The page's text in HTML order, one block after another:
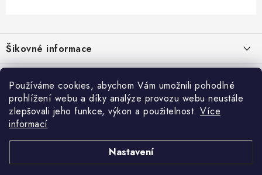
Používáme cookies, abychom Vám umožnili pohodlné
prohlížení webu a díky analýze provozu webu neustále
zlepšovali jeho funkce, výkon a použitelnost. Více
informací
Nastavení
á
p
a
Šikovné informace
Ceník dopravy
Moje objednávka
Jak vyměnit nebo vrátit zboží
Jak reklamovat
Běžecké zajímavosti
Proč jít běhat právě o víkendu?
Bolest holeně nemusí znamenat zánět okostice
Jak běhat s rychlejším parťákem
Přijímáme online platby
Facebook